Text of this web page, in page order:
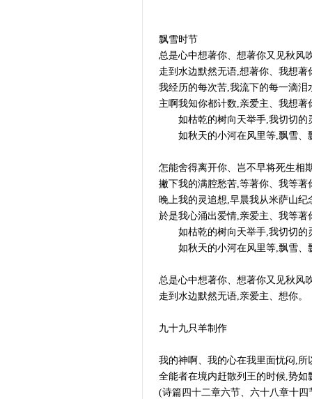
飘雪时节
总是心中想著你、想著你又见秋风
走到水边默然无语,想著你、我想著
我经历的每次苦,我流下的每一滴泪
主啊我知你都计数,亲爱主、我想著
如枯乾的树向天举手,我切切的
如秋天的小河在风里等,飘雪、
怎能舍得离开你、岂不早将死生相
撇下我的满腔愁苦,等著你、我等著
晚上我的灵追想,早晨我从米萨山纪
於是我心涌出爱情,亲爱主、我等著
如枯乾的树向天举手,我切切的
如秋天的小河在风里等,飘雪、
总是心中想著你、想著你又见秋风
走到水边默然无语,亲爱主、想你。
九十九只羊制作
我的神啊、我的心在我里面忧闷,所
全能者在境内赶散列王的时候,势如
(诗篇四十二章六节、六十八章十四